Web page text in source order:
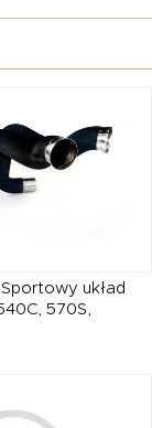
wykonane
sterować
/ 570GT nie
na gaz. To
układ
570S,